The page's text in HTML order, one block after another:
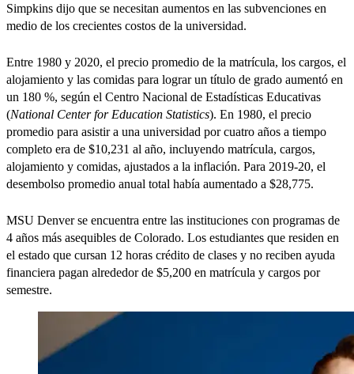
Simpkins dijo que se necesitan aumentos en las subvenciones en
medio de los crecientes costos de la universidad.
Entre 1980 y 2020, el precio promedio de la matrícula, los cargos, el
alojamiento y las comidas para lograr un título de grado aumentó en
un 180 %, según el Centro Nacional de Estadísticas Educativas
(National Center for Education Statistics). En 1980, el precio
promedio para asistir a una universidad por cuatro años a tiempo
completo era de $10,231 al año, incluyendo matrícula, cargos,
alojamiento y comidas, ajustados a la inflación. Para 2019-20, el
desembolso promedio anual total había aumentado a $28,775.
MSU Denver se encuentra entre las instituciones con programas de
4 años más asequibles de Colorado. Los estudiantes que residen en
el estado que cursan 12 horas crédito de clases y no reciben ayuda
financiera pagan alrededor de $5,200 en matrícula y cargos por
semestre.